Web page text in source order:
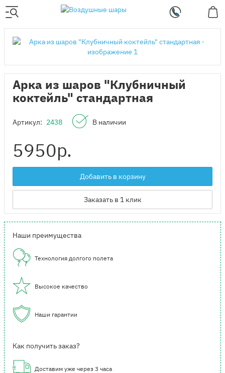
Арка из шаров "Клубничный
коктейль" стандартная
Артикул: 2438 В наличии
5950р.
Добавить в корзину
Заказать в 1 клик
Наши преимущества
Технология долгого полета
Высокое качество
Наши гарантии
Как получить заказ?
Доставим уже через 3 часа